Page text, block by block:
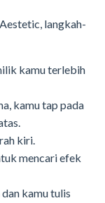
langkah-
kamu terlebih
kamu tap pada
kiri.
mencari efek
kamu tulis